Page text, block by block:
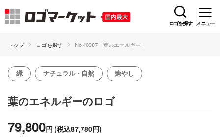
ロゴを探す メニュー
トップ ロゴを探す No.40387「葉のエネルギー」
緑 ナチュラル・自然 癒やし
葉のエネルギーのロゴ
79,800円 (税込87,780円)